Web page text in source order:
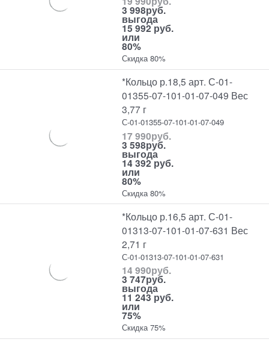
3 998руб.
выгода
15 992 руб.
или
80%
Скидка 80%
*Кольцо р.18,5 арт. С-01-
01355-07-101-01-07-049 Вес
3,77 г
С-01-01355-07-101-01-07-049
17 990руб.
3 598руб.
выгода
14 392 руб.
или
80%
Скидка 80%
*Кольцо р.16,5 арт. С-01-
01313-07-101-01-07-631 Вес
2,71 г
С-01-01313-07-101-01-07-631
14 990руб.
3 747руб.
выгода
11 243 руб.
или
75%
Скидка 75%